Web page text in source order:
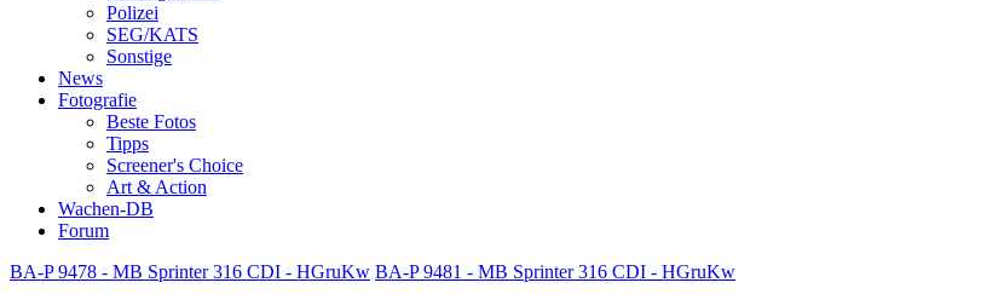
Polizei
SEG/KATS
Sonstige
News
Fotografie
Beste Fotos
Tipps
Screener's Choice
Art & Action
Wachen-DB
Forum
BA-P 9478 - MB Sprinter 316 CDI - HGruKw BA-P 9481 - MB Sprinter 316 CDI - HGruKw